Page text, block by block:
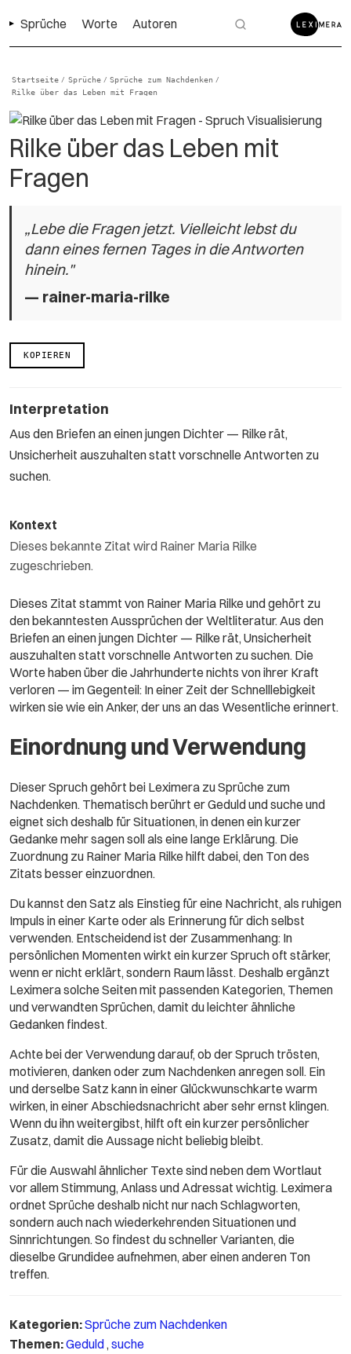
Sprüche Worte Autoren
Startseite / Sprüche / Sprüche zum Nachdenken /
Rilke über das Leben mit Fragen
Rilke über das Leben mit
Fragen
„Lebe die Fragen jetzt. Vielleicht lebst du
dann eines fernen Tages in die Antworten
hinein."
— rainer-maria-rilke
KOPIEREN
Interpretation
Aus den Briefen an einen jungen Dichter — Rilke rät,
Unsicherheit auszuhalten statt vorschnelle Antworten zu
suchen.
Kontext
Dieses bekannte Zitat wird Rainer Maria Rilke
zugeschrieben.
Dieses Zitat stammt von Rainer Maria Rilke und gehört zu
den bekanntesten Aussprüchen der Weltliteratur. Aus den
Briefen an einen jungen Dichter — Rilke rät, Unsicherheit
auszuhalten statt vorschnelle Antworten zu suchen. Die
Worte haben über die Jahrhunderte nichts von ihrer Kraft
verloren — im Gegenteil: In einer Zeit der Schnelllebigkeit
wirken sie wie ein Anker, der uns an das Wesentliche erinnert.
Einordnung und Verwendung
Dieser Spruch gehört bei Leximera zu Sprüche zum
Nachdenken. Thematisch berührt er Geduld und suche und
eignet sich deshalb für Situationen, in denen ein kurzer
Gedanke mehr sagen soll als eine lange Erklärung. Die
Zuordnung zu Rainer Maria Rilke hilft dabei, den Ton des
Zitats besser einzuordnen.
Du kannst den Satz als Einstieg für eine Nachricht, als ruhigen
Impuls in einer Karte oder als Erinnerung für dich selbst
verwenden. Entscheidend ist der Zusammenhang: In
persönlichen Momenten wirkt ein kurzer Spruch oft stärker,
wenn er nicht erklärt, sondern Raum lässt. Deshalb ergänzt
Leximera solche Seiten mit passenden Kategorien, Themen
und verwandten Sprüchen, damit du leichter ähnliche
Gedanken findest.
Achte bei der Verwendung darauf, ob der Spruch trösten,
motivieren, danken oder zum Nachdenken anregen soll. Ein
und derselbe Satz kann in einer Glückwunschkarte warm
wirken, in einer Abschiedsnachricht aber sehr ernst klingen.
Wenn du ihn weitergibst, hilft oft ein kurzer persönlicher
Zusatz, damit die Aussage nicht beliebig bleibt.
Für die Auswahl ähnlicher Texte sind neben dem Wortlaut
vor allem Stimmung, Anlass und Adressat wichtig. Leximera
ordnet Sprüche deshalb nicht nur nach Schlagworten,
sondern auch nach wiederkehrenden Situationen und
Sinnrichtungen. So findest du schneller Varianten, die
dieselbe Grundidee aufnehmen, aber einen anderen Ton
treffen.
Kategorien:Sprüche zum Nachdenken
Themen:Geduld , suche